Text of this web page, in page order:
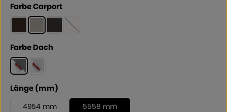
Farbe Carport
MattbraunEdelstahllook
SchwarzWinterweiss
(Diese Option ist zurzeit nicht verfügbar.)
Farbe Dach
Rauchglasgrau
Klarmatt
Länge (mm)
4954 mm 5558 mm